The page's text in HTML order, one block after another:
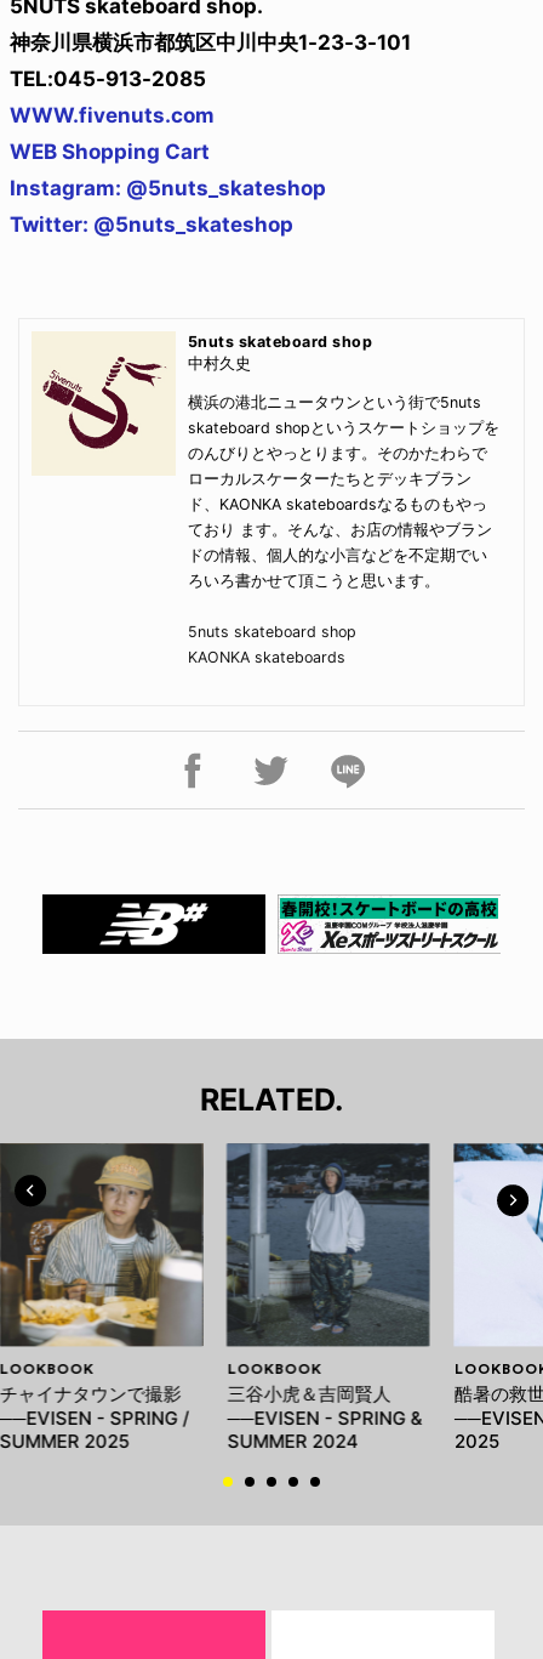
5NUTS skateboard shop.
神奈川県横浜市都筑区中川中央1-23-3-101
TEL:045-913-2085
WWW.fivenuts.com
WEB Shopping Cart
Instagram: @5nuts_skateshop
Twitter: @5nuts_skateshop
5nuts skateboard shop
中村久史
横浜の港北ニュータウンという街で5nuts
skateboard shopというスケートショップを
のんびりとやっとります。そのかたわらで
ローカルスケーターたちとデッキブラン
ド、KAONKA skateboardsなるものもやっ
ており ます。そんな、お店の情報やブラン
ドの情報、個人的な小言などを不定期でい
ろいろ書かせて頂こうと思います。
5nuts skateboard shop
KAONKA skateboards
RELATED.
LOOKBOOK
チャイナタウンで撮影
──EVISEN - SPRING /
SUMMER 2025
LOOKBOOK
三谷小虎＆吉岡賢人
──EVISEN - SPRING &
SUMMER 2024
酷暑の救
2025